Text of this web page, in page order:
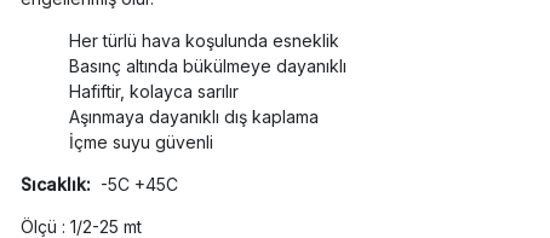
Her türlü hava koşulunda esneklik
Basınç altında bükülmeye dayanıklı
Hafiftir, kolayca sarılır
Aşınmaya dayanıklı dış kaplama
İçme suyu güvenli
Sıcaklık: -5C +45C
Ölçü : 1/2-25 mt